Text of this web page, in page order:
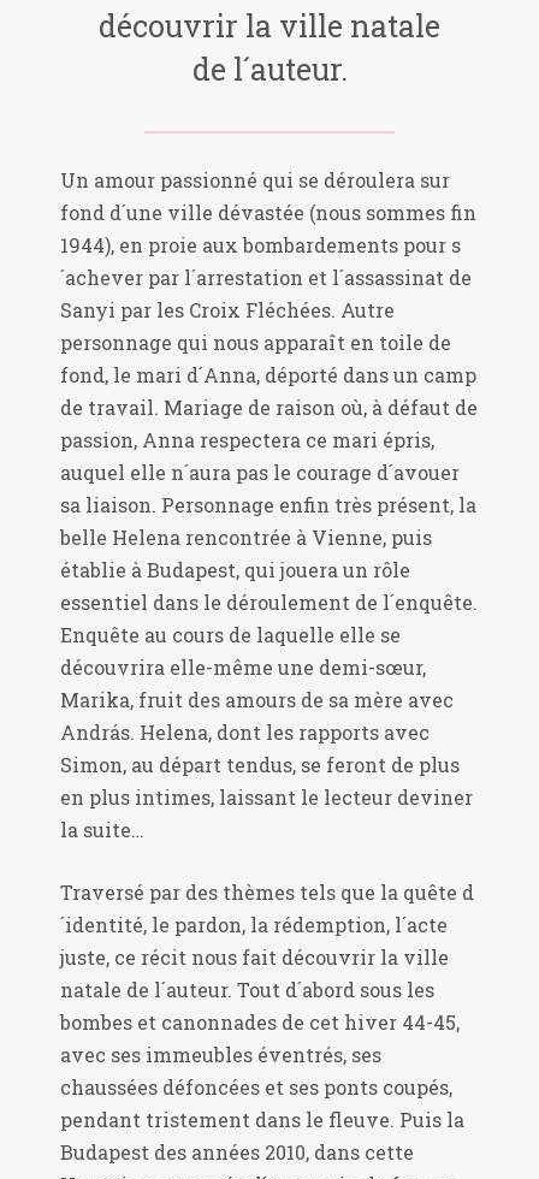
découvrir la ville natale
de l´auteur.
Un amour passionné qui se déroulera sur
fond d´une ville dévastée (nous sommes fin
1944), en proie aux bombardements pour s
´achever par l´arrestation et l´assassinat de
Sanyi par les Croix Fléchées. Autre
personnage qui nous apparaît en toile de
fond, le mari d´Anna, déporté dans un camp
de travail. Mariage de raison où, à défaut de
passion, Anna respectera ce mari épris,
auquel elle n´aura pas le courage d´avouer
sa liaison. Personnage enfin très présent, la
belle Helena rencontrée à Vienne, puis
établie à Budapest, qui jouera un rôle
essentiel dans le déroulement de l´enquête.
Enquête au cours de laquelle elle se
découvrira elle-même une demi-sœur,
Marika, fruit des amours de sa mère avec
András. Helena, dont les rapports avec
Simon, au départ tendus, se feront de plus
en plus intimes, laissant le lecteur deviner
la suite…
Traversé par des thèmes tels que la quête d
´identité, le pardon, la rédemption, l´acte
juste, ce récit nous fait découvrir la ville
natale de l´auteur. Tout d´abord sous les
bombes et canonnades de cet hiver 44-45,
avec ses immeubles éventrés, ses
chaussées défoncées et ses ponts coupés,
pendant tristement dans le fleuve. Puis la
Budapest des années 2010, dans cette